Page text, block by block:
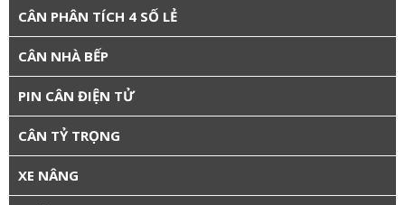
CÂN PHÂN TÍCH 4 SỐ LẺ
CÂN NHÀ BẾP
PIN CÂN ĐIỆN TỬ
CÂN TỶ TRỌNG
XE NÂNG